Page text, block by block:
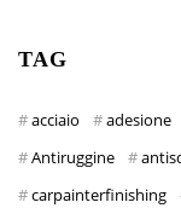
TAG
acciaio adesione
Antiruggine
carpainterfinishing